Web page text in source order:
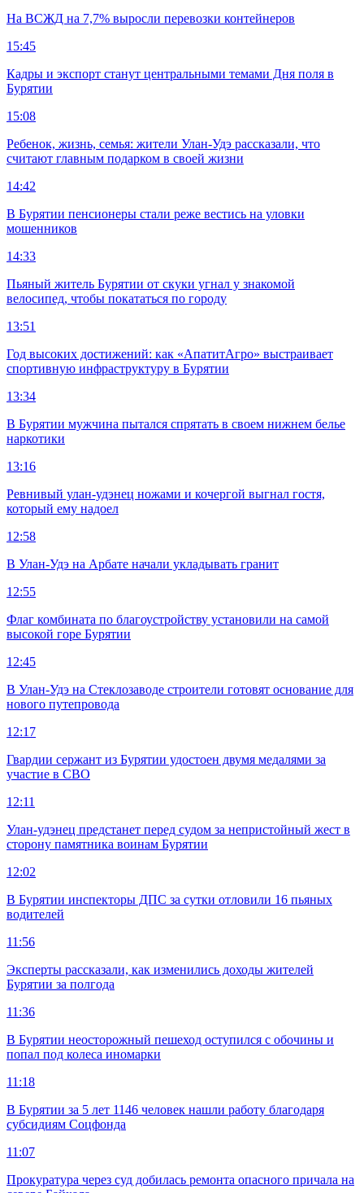
На ВСЖД на 7,7% выросли перевозки контейнеров
15:45
Кадры и экспорт станут центральными темами Дня поля в
Бурятии
15:08
Ребенок, жизнь, семья: жители Улан-Удэ рассказали, что
считают главным подарком в своей жизни
14:42
В Бурятии пенсионеры стали реже вестись на уловки
мошенников
14:33
Пьяный житель Бурятии от скуки угнал у знакомой
велосипед, чтобы покататься по городу
13:51
Год высоких достижений: как «АпатитАгро» выстраивает
спортивную инфраструктуру в Бурятии
13:34
В Бурятии мужчина пытался спрятать в своем нижнем белье
наркотики
13:16
Ревнивый улан-удэнец ножами и кочергой выгнал гостя,
который ему надоел
12:58
В Улан-Удэ на Арбате начали укладывать гранит
12:55
Флаг комбината по благоустройству установили на самой
высокой горе Бурятии
12:45
В Улан-Удэ на Стеклозаводе строители готовят основание для
нового путепровода
12:17
Гвардии сержант из Бурятии удостоен двумя медалями за
участие в СВО
12:11
Улан-удэнец предстанет перед судом за непристойный жест в
сторону памятника воинам Бурятии
12:02
В Бурятии инспекторы ДПС за сутки отловили 16 пьяных
водителей
11:56
Эксперты рассказали, как изменились доходы жителей
Бурятии за полгода
11:36
В Бурятии неосторожный пешеход оступился с обочины и
попал под колеса иномарки
11:18
В Бурятии за 5 лет 1146 человек нашли работу благодаря
субсидиям Соцфонда
11:07
Прокуратура через суд добилась ремонта опасного причала на